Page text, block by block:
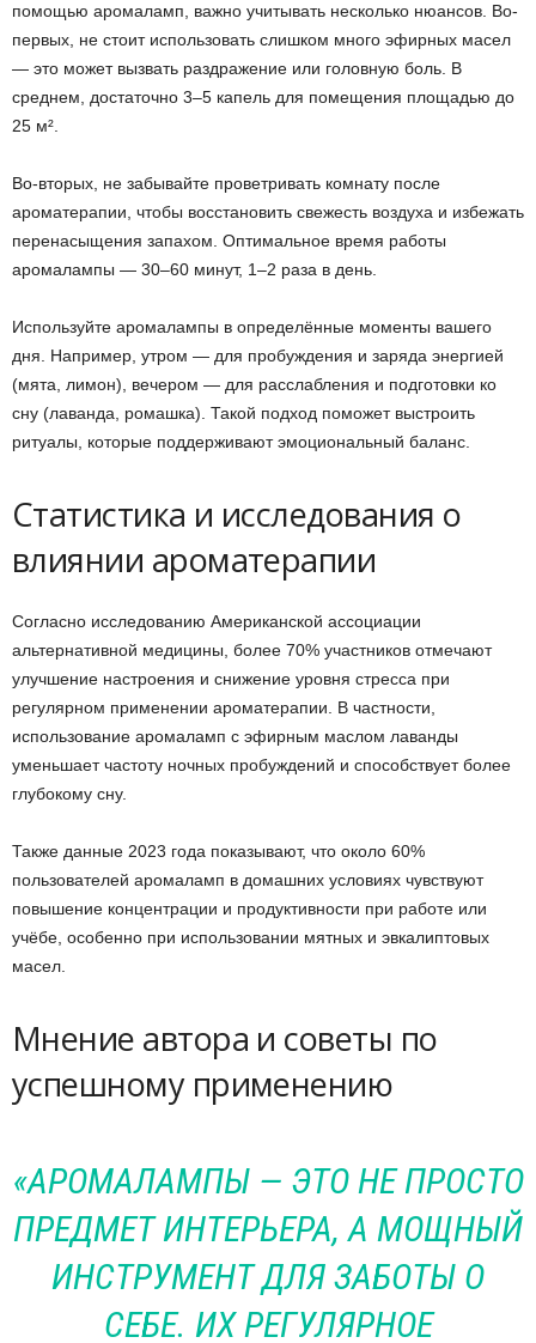
помощью аромаламп, важно учитывать несколько нюансов. Во-
первых, не стоит использовать слишком много эфирных масел
— это может вызвать раздражение или головную боль. В
среднем, достаточно 3–5 капель для помещения площадью до
25 м².
Во-вторых, не забывайте проветривать комнату после
ароматерапии, чтобы восстановить свежесть воздуха и избежать
перенасыщения запахом. Оптимальное время работы
аромалампы — 30–60 минут, 1–2 раза в день.
Используйте аромалампы в определённые моменты вашего
дня. Например, утром — для пробуждения и заряда энергией
(мята, лимон), вечером — для расслабления и подготовки ко
сну (лаванда, ромашка). Такой подход поможет выстроить
ритуалы, которые поддерживают эмоциональный баланс.
Статистика и исследования о
влиянии ароматерапии
Согласно исследованию Американской ассоциации
альтернативной медицины, более 70% участников отмечают
улучшение настроения и снижение уровня стресса при
регулярном применении ароматерапии. В частности,
использование аромаламп с эфирным маслом лаванды
уменьшает частоту ночных пробуждений и способствует более
глубокому сну.
Также данные 2023 года показывают, что около 60%
пользователей аромаламп в домашних условиях чувствуют
повышение концентрации и продуктивности при работе или
учёбе, особенно при использовании мятных и эвкалиптовых
масел.
Мнение автора и советы по
успешному применению
«АРОМАЛАМПЫ — ЭТО НЕ ПРОСТО
ПРЕДМЕТ ИНТЕРЬЕРА, А МОЩНЫЙ
ИНСТРУМЕНТ ДЛЯ ЗАБОТЫ О
СЕБЕ. ИХ РЕГУЛЯРНОЕ